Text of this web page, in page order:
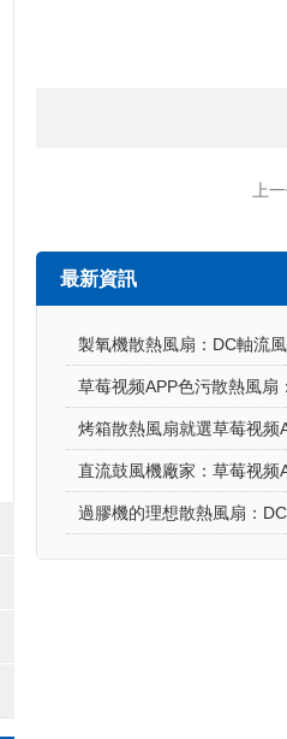
上一
最新資訊
製氧機散熱風扇：DC軸
烤箱散熱風扇就選草莓视
直流鼓風機廠家：草莓
過膠機的理想散熱風扇：